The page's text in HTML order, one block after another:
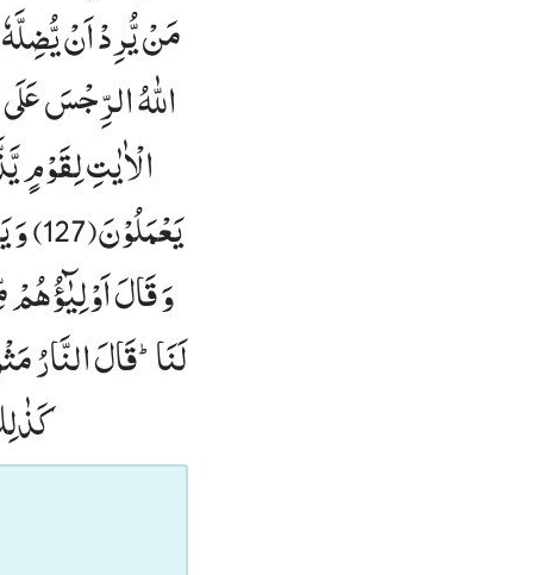
مَنْ یُّرِدْ اَنْ
اللّٰهُ الرِّجْسَ عَلَى
الْاٰیٰتِ لِقَوْمٍ
یَعْمَلُوْنَ(127)
وَ قَالَ
لَنَاؕ-قَالَ النَّارُ